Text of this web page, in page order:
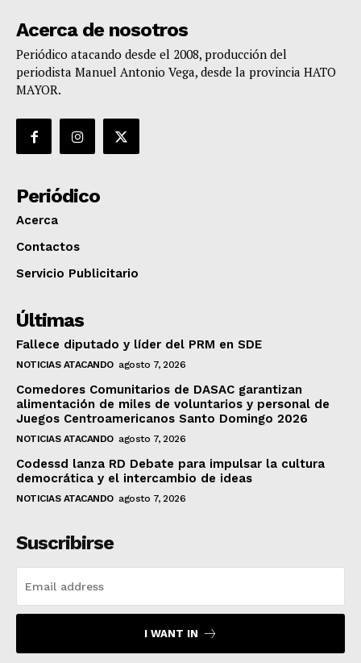
Acerca de nosotros
Periódico atacando desde el 2008, producción del
periodista Manuel Antonio Vega, desde la provincia HATO
MAYOR.
Periódico
Acerca
Contactos
Servicio Publicitario
Últimas
Fallece diputado y líder del PRM en SDE
NOTICIAS ATACANDO agosto 7, 2026
Comedores Comunitarios de DASAC garantizan
alimentación de miles de voluntarios y personal de
Juegos Centroamericanos Santo Domingo 2026
NOTICIAS ATACANDO agosto 7, 2026
Codessd lanza RD Debate para impulsar la cultura
democrática y el intercambio de ideas
NOTICIAS ATACANDO agosto 7, 2026
Suscribirse
I WANT IN